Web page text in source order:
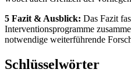
5 Fazit & Ausblick: Das Fazit
Interventionsprogramme
notwendige weiterführende
Schlüsselwörter